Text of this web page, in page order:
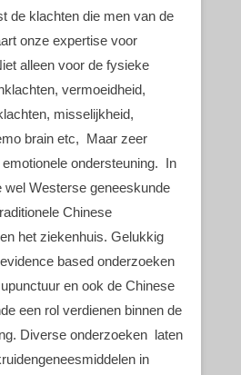
de klachten die men van de
onze expertise voor
alleen voor de fysieke
vermoeidheid,
misselijkheid,
brain etc, Maar zeer
ondersteuning. In
wel Westerse geneeskunde
Chinese
het ziekenhuis. Gelukkig
based onderzoeken
en ook de Chinese
een rol verdienen binnen de
Diverse onderzoeken laten
in